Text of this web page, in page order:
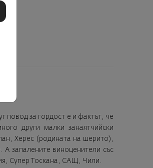
повод за гордост е и фактът, че
други малки занаятчийски
Херес (родината на шерито),
запалените виноценители със
Супер Тоскана, САЩ, Чили.